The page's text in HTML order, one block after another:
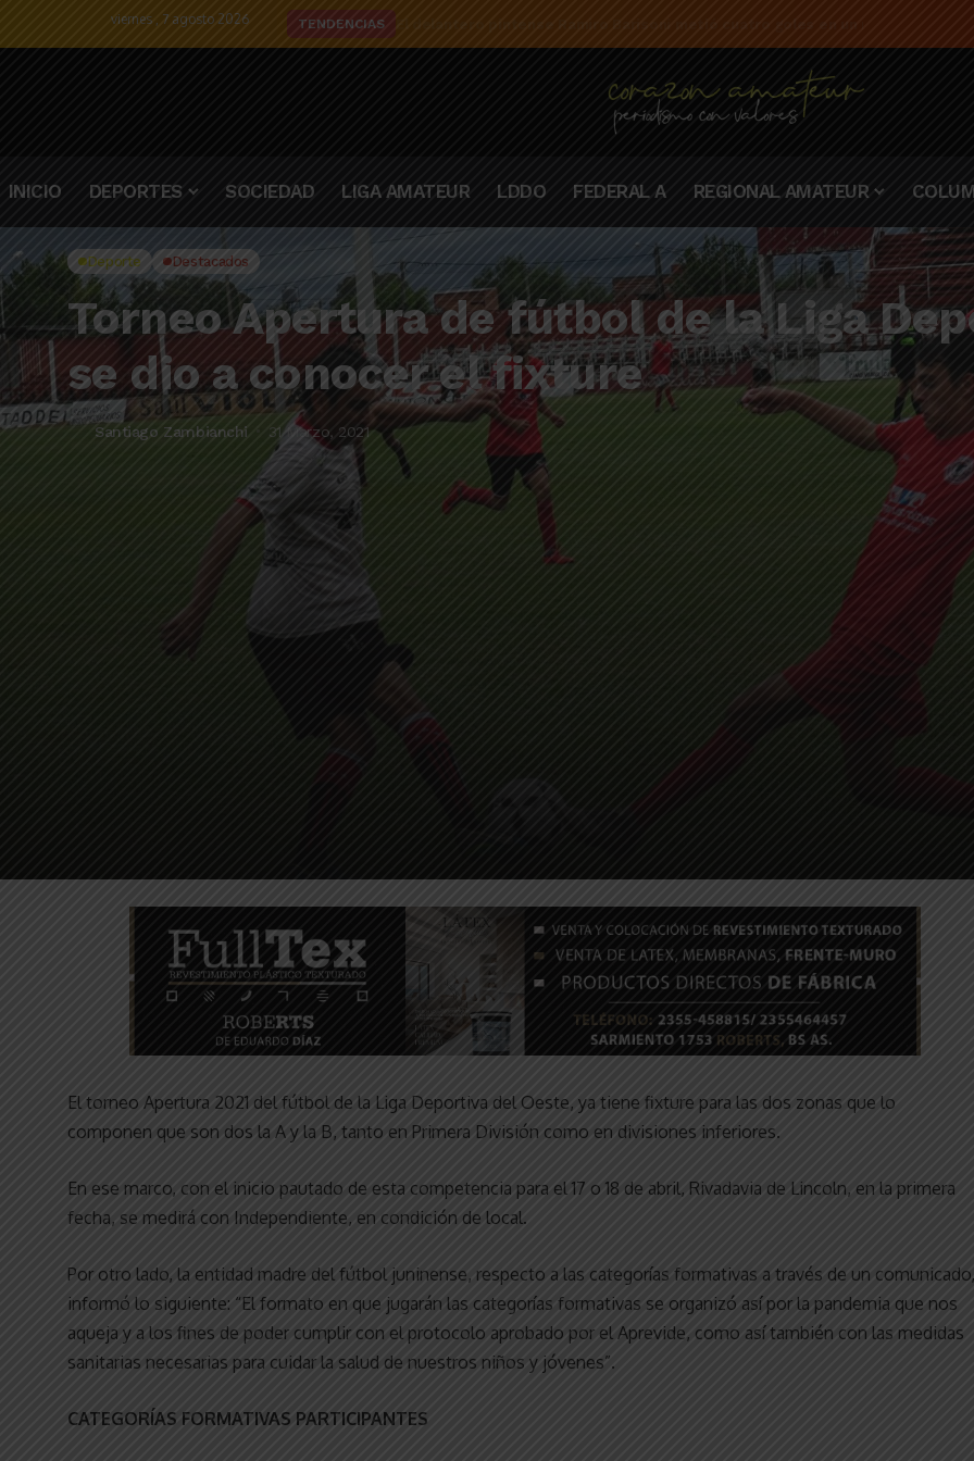
viernes , 7 agosto 2026 TENDENCIAS
INICIO DEPORTES SOCIEDAD LIGA AMATEUR LDDO FEDERAL A REGIONAL AMATEUR
Deporte Destacados
Torneo Apertura de fútbol de la Liga
se dio a conocer el fixture
Santiago Zambianchi 31 Marzo, 2021
El torneo Apertura 2021 del fútbol de la Liga Deportiva del Oeste, ya tiene fixture para las dos zonas que lo
componen que son dos la A y la B, tanto en Primera División como en divisiones inferiores.
En ese marco, con el inicio pautado de esta competencia para el 17 o 18 de abril, Rivadavia de Lincoln, en la primera
fecha, se medirá con Independiente, en condición de local.
Por otro lado, la entidad madre del fútbol juninense, respecto a las categorías formativas a través de un comunicado,
informó lo siguiente: “El formato en que jugarán las categorías formativas se organizó así por la pandemia que nos
aqueja y a los fines de poder cumplir con el protocolo aprobado por el Aprevide, como así también con las medidas
sanitarias necesarias para cuidar la salud de nuestros niños y jóvenes”.
CATEGORÍAS FORMATIVAS PARTICIPANTES